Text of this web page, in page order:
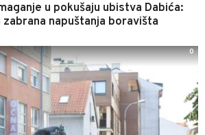
u pokušaju ubistva Dabića:
napuštanja boravišta
0